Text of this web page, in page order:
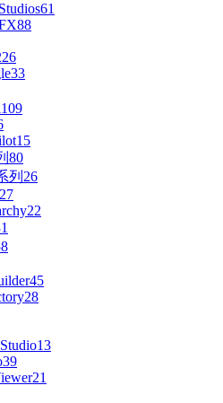
61
88
33
15
80
列 26
27
22
45
28
13
39
21